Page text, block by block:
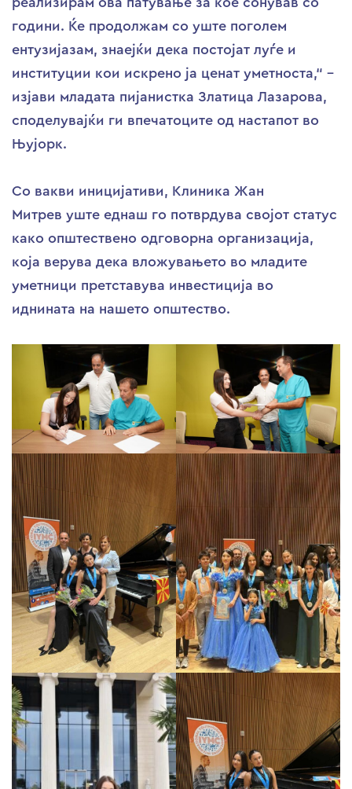
години. Ќе продолжам со уште поголем
ентузијазам, знаејќи дека постојат луѓе и
институции кои искрено ја ценат уметноста,“ –
изјави младата пијанистка Златица Лазарова,
споделувајќи ги впечатоците од настапот во
Њујорк.
Со вакви иницијативи, Клиника Жан
Митрев уште еднаш го потврдува својот статус
како општествено одговорна организација,
која верува дека вложувањето во младите
уметници претставува инвестиција во
иднината на нашето општество.